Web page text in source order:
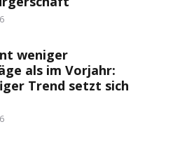
weniger
als im Vorjahr:
Trend setzt sich